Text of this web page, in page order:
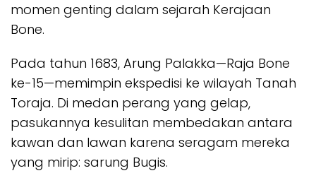
momen genting dalam sejarah Kerajaan
Bone.
Pada tahun 1683, Arung Palakka—Raja Bone
ke-15—memimpin ekspedisi ke wilayah Tanah
Toraja. Di medan perang yang gelap,
pasukannya kesulitan membedakan antara
kawan dan lawan karena seragam mereka
yang mirip: sarung Bugis.